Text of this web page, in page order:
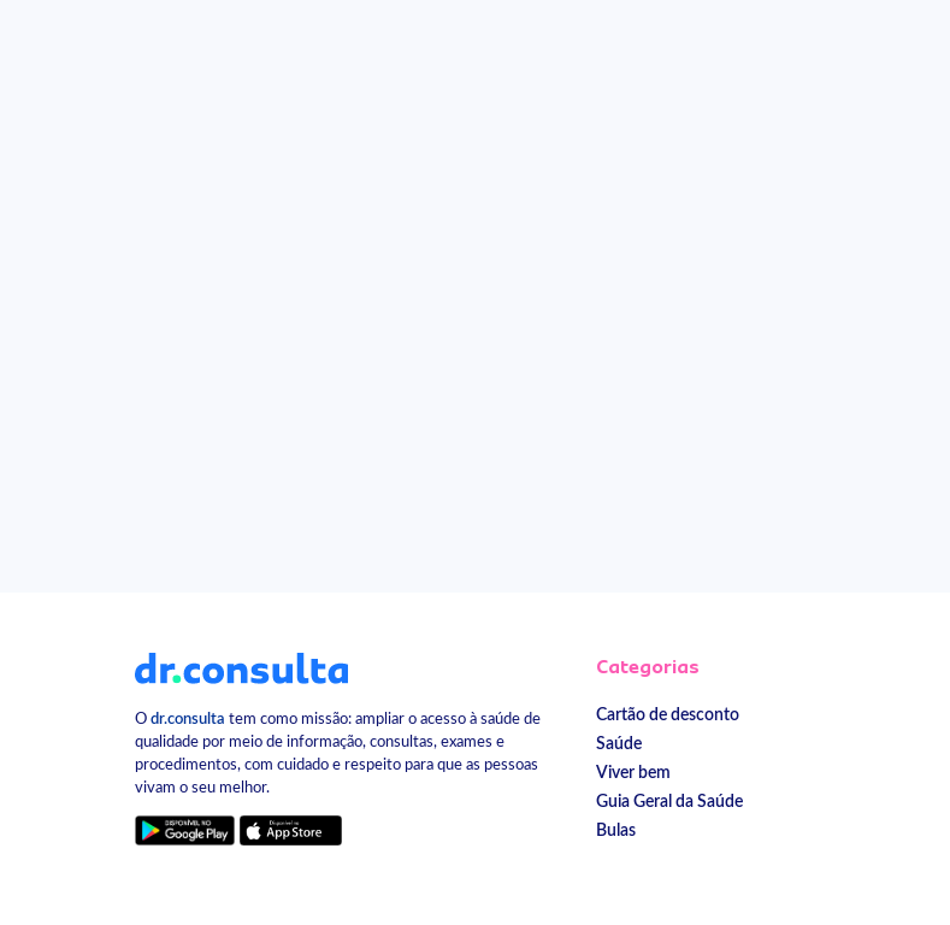
O dr.consulta tem como missão: ampliar o acesso à saúde de
qualidade por meio de informação, consultas, exames e
procedimentos, com cuidado e respeito para que as pessoas
vivam o seu melhor.
Categorias
Cartão de desconto
Saúde
Viver bem
Guia Geral da Saúde
Bulas